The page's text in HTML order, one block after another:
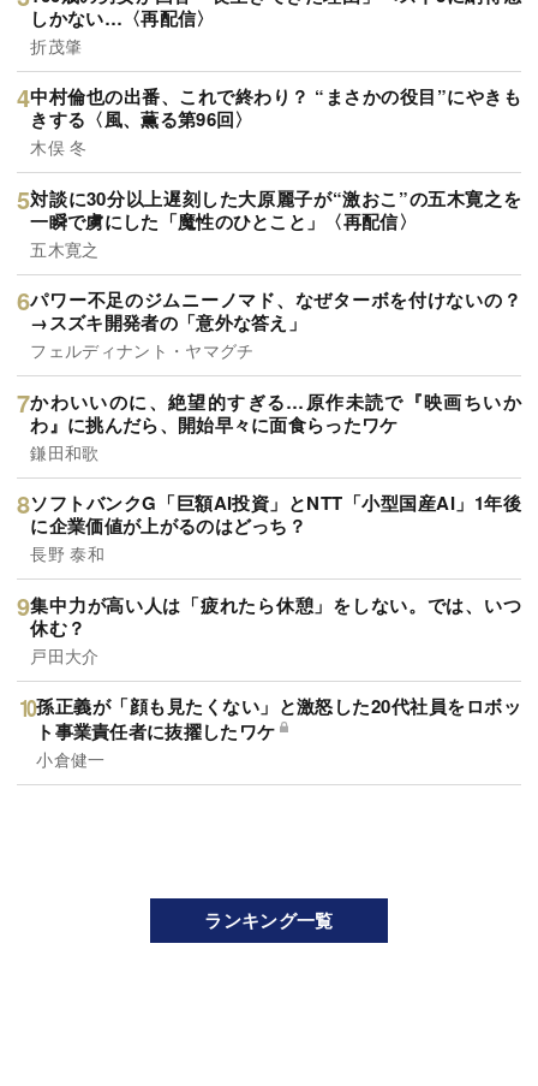
しかない…〈再配信〉
折茂肇
中村倫也の出番、これで終わり？ “まさかの役目”にやきも
きする〈風、薫る第96回〉
木俣 冬
対談に30分以上遅刻した大原麗子が“激おこ”の五木寛之を
一瞬で虜にした「魔性のひとこと」〈再配信〉
五木寛之
パワー不足のジムニーノマド、なぜターボを付けないの？
→スズキ開発者の「意外な答え」
フェルディナント・ヤマグチ
かわいいのに、絶望的すぎる…原作未読で『映画ちいか
わ』に挑んだら、開始早々に面食らったワケ
鎌田和歌
ソフトバンクG「巨額AI投資」とNTT「小型国産AI」1年後
に企業価値が上がるのはどっち？
長野 泰和
集中力が高い人は「疲れたら休憩」をしない。では、いつ
休む？
戸田大介
孫正義が「顔も見たくない」と激怒した20代社員をロボッ
ト事業責任者に抜擢したワケ
小倉健一
ランキング一覧